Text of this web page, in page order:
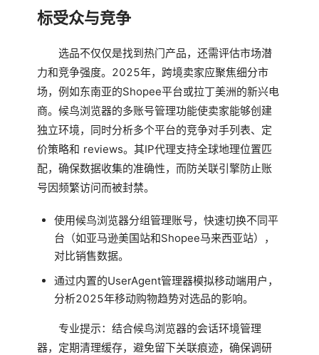
标受众与竞争
选品不仅仅是找到热门产品，还需评估市场潜
力和竞争强度。2025年，跨境卖家应聚焦细分市
场，例如东南亚的Shopee平台或拉丁美洲的新兴电
商。候鸟浏览器的多账号管理功能使卖家能够创建
独立环境，同时分析多个平台的竞争对手列表、定
价策略和 reviews。其IP代理支持全球地理位置匹
配，确保数据收集的准确性，而防关联引擎防止账
号因频繁访问而被封禁。
使用候鸟浏览器分组管理账号，快速切换不同平
台（如亚马逊美国站和Shopee马来西亚站），
对比销售数据。
通过内置的UserAgent管理器模拟移动端用户，
分析2025年移动购物趋势对选品的影响。
专业提示：结合候鸟浏览器的会话环境管理
器，定期清理缓存，避免留下关联痕迹，确保调研